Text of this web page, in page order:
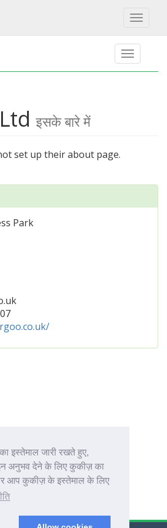
इस्तेमाल जारी रखते हुए,
अनुभव देने के लिए कुकीज़ का
आप कुकीज़ के इस्तेमाल के लिए
Toggle
इसके बारे में
set up their about page.
Park